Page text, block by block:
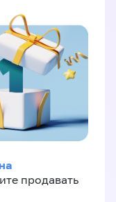
продавать